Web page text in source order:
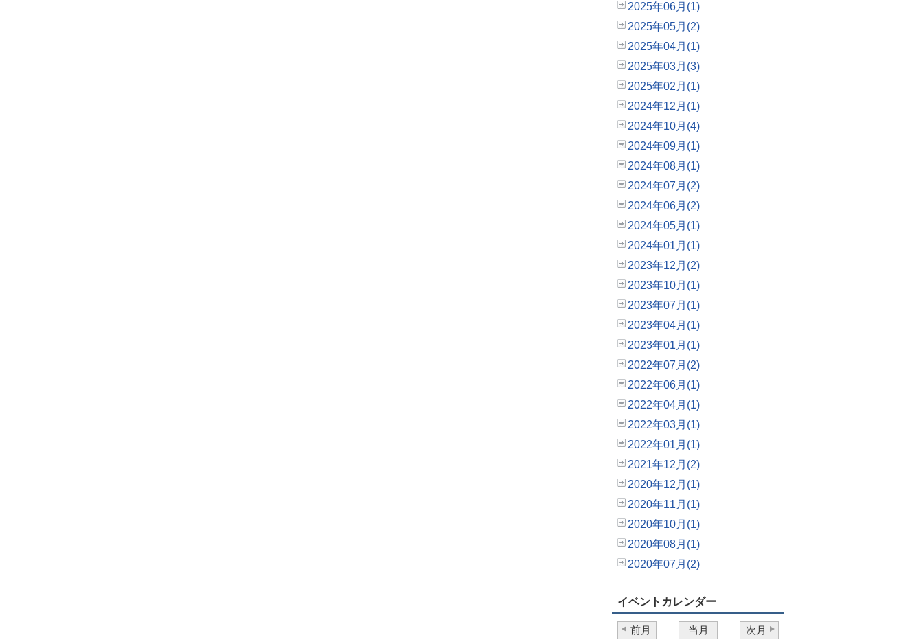
2025年06月(1)
2025年05月(2)
2025年04月(1)
2025年03月(3)
2025年02月(1)
2024年12月(1)
2024年10月(4)
2024年09月(1)
2024年08月(1)
2024年07月(2)
2024年06月(2)
2024年05月(1)
2024年01月(1)
2023年12月(2)
2023年10月(1)
2023年07月(1)
2023年04月(1)
2023年01月(1)
2022年07月(2)
2022年06月(1)
2022年04月(1)
2022年03月(1)
2022年01月(1)
2021年12月(2)
2020年12月(1)
2020年11月(1)
2020年10月(1)
2020年08月(1)
2020年07月(2)
イベントカレンダー
前月 当月 次月